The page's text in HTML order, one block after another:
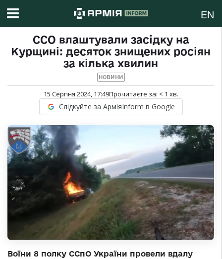
EN
ССО влаштували засідку на
Курщині: десяток знищених росіян
за кілька хвилин
НОВИНИ
15 Серпня 2024, 17:49Прочитаєте за: < 1 хв.
Слідкуйте за АрміяInform в Google
Воїни 8 полку ССпО України провели вдалу